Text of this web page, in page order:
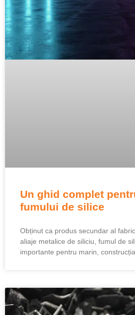
Un ghid complet
fumului de silice
Obținut ca produs secundar al
aliaje metalice de siliciu, fumul de
importante pentru marin,